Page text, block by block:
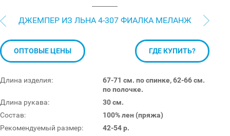
ДЖЕМПЕР ИЗ ЛЬНА 4-307 ФИАЛКА МЕЛАНЖ
Длина изделия:
67-71 см. по спинке, 62-66 см.
по полочке.
Длина рукава:
30 см.
Состав:
100% лен (пряжа)
Рекомендуемый размер:
42-54 р.
ОПТОВЫЕ ЦЕНЫ ГДЕ КУПИТЬ?